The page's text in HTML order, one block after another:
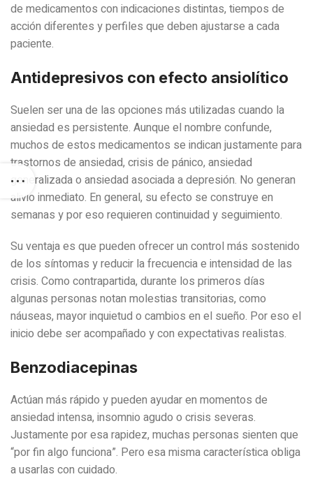
de medicamentos con indicaciones distintas, tiempos de
acción diferentes y perfiles que deben ajustarse a cada
paciente.
Antidepresivos con efecto ansiolítico
Suelen ser una de las opciones más utilizadas cuando la
ansiedad es persistente. Aunque el nombre confunde,
muchos de estos medicamentos se indican justamente para
trastornos de ansiedad, crisis de pánico, ansiedad
generalizada o ansiedad asociada a depresión. No generan
alivio inmediato. En general, su efecto se construye en
semanas y por eso requieren continuidad y seguimiento.
Su ventaja es que pueden ofrecer un control más sostenido
de los síntomas y reducir la frecuencia e intensidad de las
crisis. Como contrapartida, durante los primeros días
algunas personas notan molestias transitorias, como
náuseas, mayor inquietud o cambios en el sueño. Por eso el
inicio debe ser acompañado y con expectativas realistas.
Benzodiacepinas
Actúan más rápido y pueden ayudar en momentos de
ansiedad intensa, insomnio agudo o crisis severas.
Justamente por esa rapidez, muchas personas sienten que
“por fin algo funciona”. Pero esa misma característica obliga
a usarlas con cuidado.